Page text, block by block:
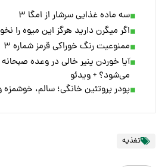
سه ماده غذایی سرشار از امگا ۳
اگر میگرن دارید هرگز این میوه را
ممنوعیت رنگ خوراکی قرمز شماره ۳
آیا خوردن پنیر خالی در وعده
می‌شود؟ + ویدئو
پودر پروتئین خانگی؛ سالم، خوشمزه
تغذیه